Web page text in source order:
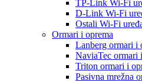
TP-Link Wi-Fi
D-Link Wi-Fi
Ostali Wi-Fi
Ormari i oprema
Lanberg ormari i
NaviaTec ormari
Triton ormari i
Pasivna mrežna